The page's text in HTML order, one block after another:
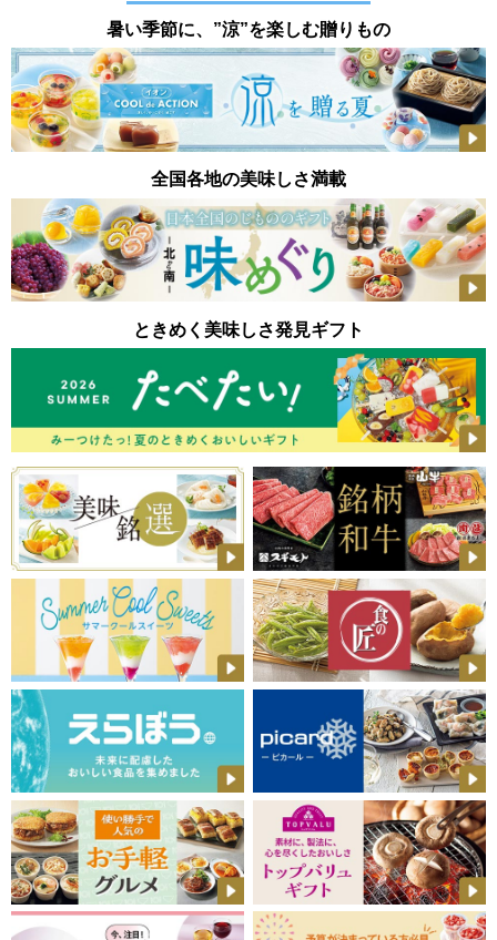
暑い季節に、”涼”を楽しむ贈りもの
全国各地の美味しさ満載
ときめく美味しさ発見ギフト